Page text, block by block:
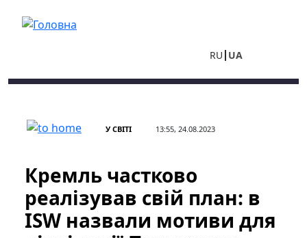
RU UA
У СВІТІ 13:55, 24.08.2023
Кремль частково
реалізував свій план: в
ISW назвали мотиви для